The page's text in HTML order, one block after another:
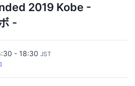
2019 Kobe -
-
- 18:30 JST